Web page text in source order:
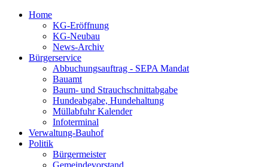
Home
KG-Eröffnung
KG-Neubau
News-Archiv
Bürgerservice
Abbuchungsauftrag - SEPA Mandat
Bauamt
Baum- und Strauchschnittabgabe
Hundeabgabe, Hundehaltung
Müllabfuhr Kalender
Infoterminal
Verwaltung-Bauhof
Politik
Bürgermeister
Gemeindevorstand